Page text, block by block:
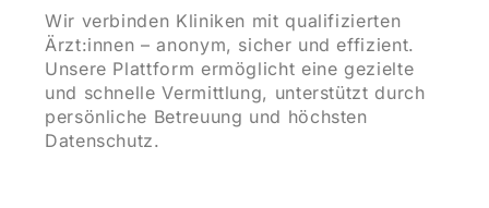
Wir verbinden Kliniken mit qualifizierten
Ärzt:innen – anonym, sicher und effizient.
Unsere Plattform ermöglicht eine gezielte
und schnelle Vermittlung, unterstützt durch
persönliche Betreuung und höchsten
Datenschutz.